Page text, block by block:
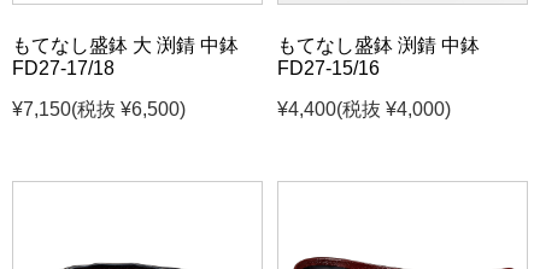
もてなし盛鉢 大 渕錆 中鉢
FD27-17/18
¥7,150(税抜 ¥6,500)
もてなし盛鉢 渕錆 中鉢
FD27-15/16
¥4,400(税抜 ¥4,000)